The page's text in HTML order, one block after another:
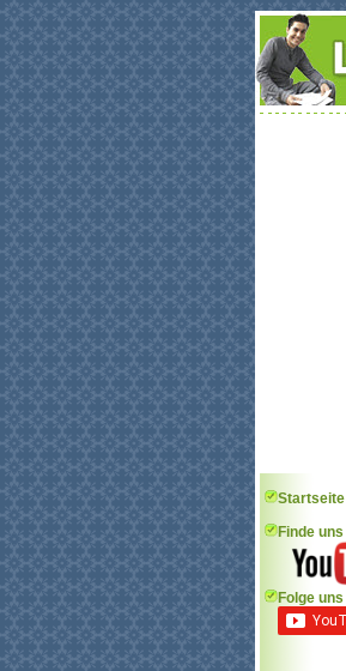
Startseite
Finde uns
Folge uns